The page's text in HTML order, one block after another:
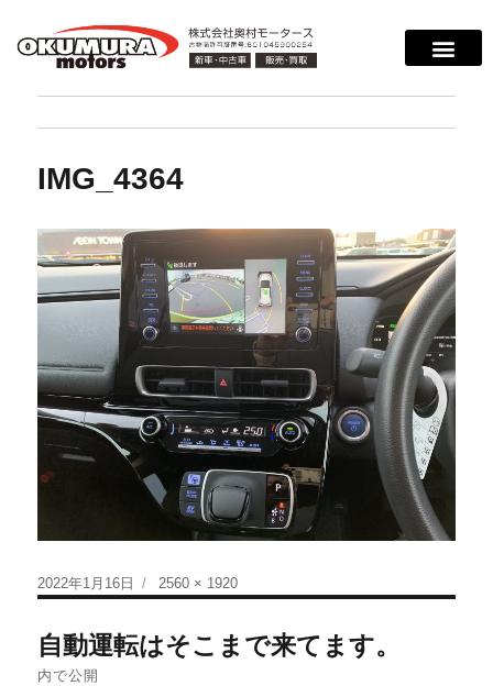
IMG_4364
2022年1月16日 2560 × 1920
自動運転はそこまで来てます。
内で公開